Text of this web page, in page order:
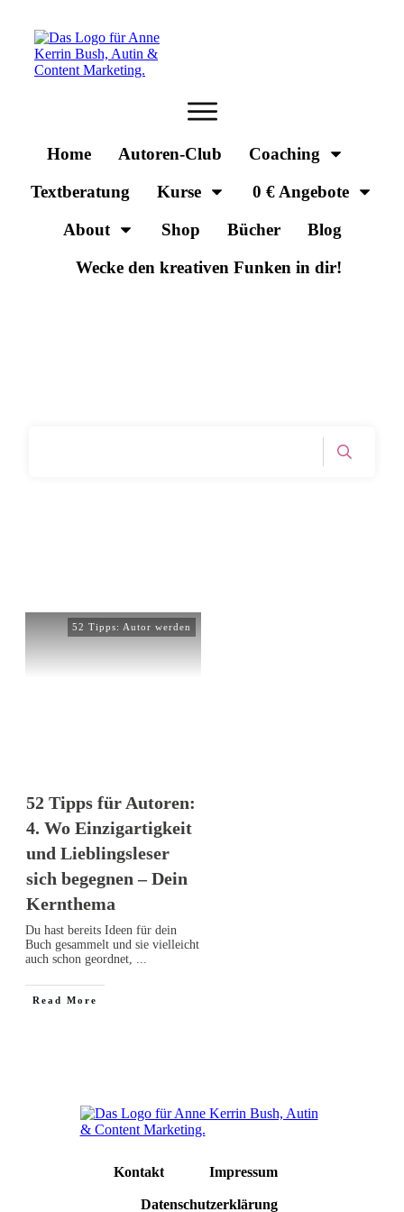
Home Autoren-Club
Coaching
Textberatung
Kurse
0 € Angebote
About
Shop Bücher
Blog
Wecke den kreativen Funken in dir!
52 Tipps: Autor werden
52 Tipps für Autoren:
4. Wo Einzigartigkeit
und Lieblingsleser
sich begegnen – Dein
Kernthema
Du hast bereits Ideen für dein
Buch gesammelt und sie vielleicht
auch schon geordnet,
Read More
Kontakt Impressum
Datenschutzerklärung